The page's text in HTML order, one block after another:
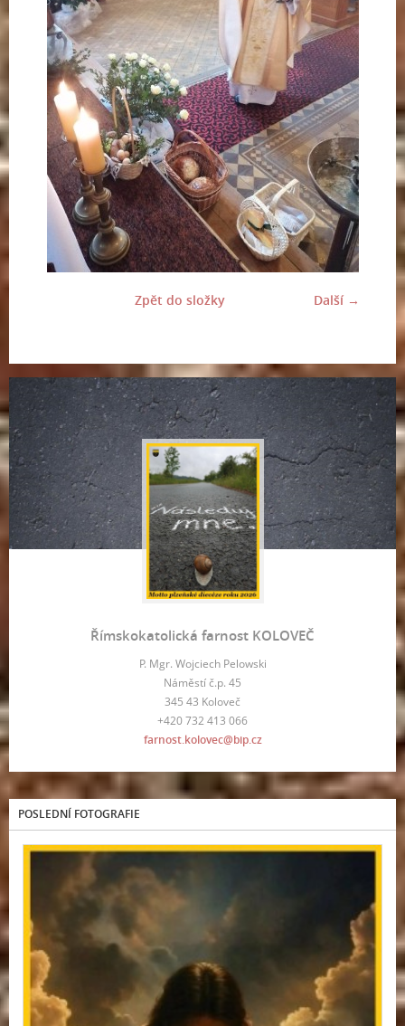
Další →
Zpět do složky
Římskokatolická farnost KOLOVEČ
P. Mgr. Wojciech Pelowski
Náměstí č.p. 45
345 43 Koloveč
+420 732 413 066
farnost.kolovec@bip.cz
POSLEDNÍ FOTOGRAFIE